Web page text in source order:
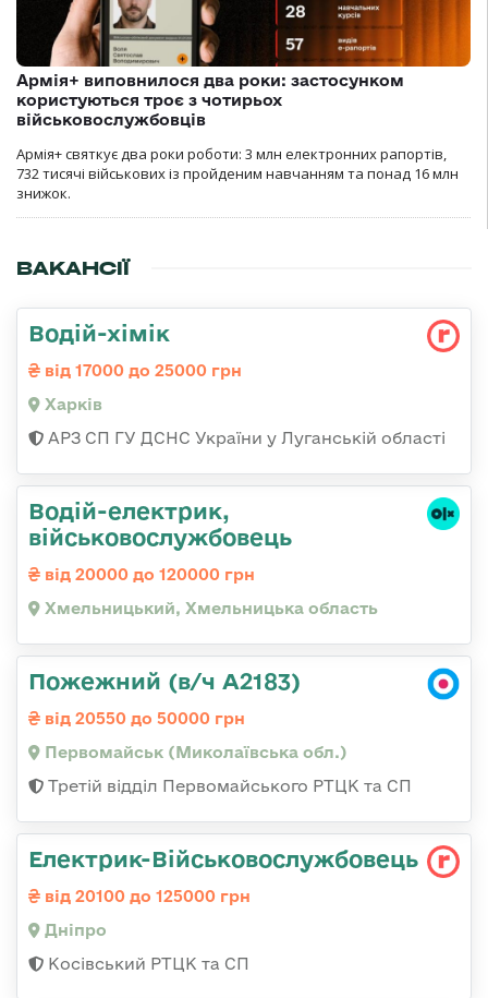
Армія+ виповнилося два роки: застосунком
користуються троє з чотирьох
військовослужбовців
Армія+ святкує два роки роботи: 3 млн електронних рапортів,
732 тисячі військових із пройденим навчанням та понад 16 млн
знижок.
ВАКАНСІЇ
Водій-хімік
від 17000 до 25000 грн
Харків
АРЗ СП ГУ ДСНС України у Луганській області
Водій-електрик,
військовослужбовець
від 20000 до 120000 грн
Хмельницький, Хмельницька область
Пожежний (в/ч А2183)
від 20550 до 50000 грн
Первомайськ (Миколаївська обл.)
Третій відділ Первомайського РТЦК та СП
Електрик-Військовослужбовець
від 20100 до 125000 грн
Дніпро
Косівський РТЦК та СП